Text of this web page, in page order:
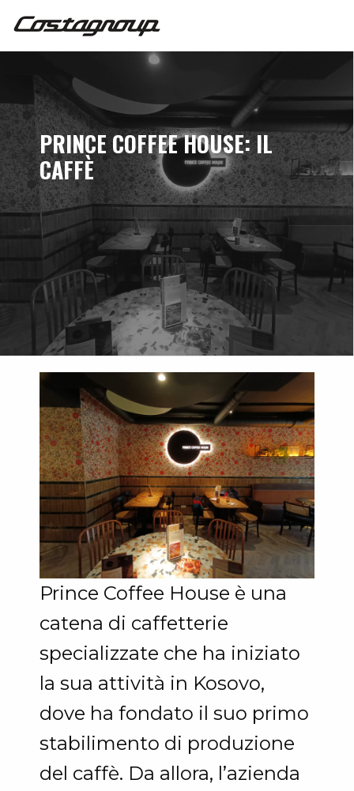
PRINCE COFFEE HOUSE: IL
CAFFÈ
Prince Coffee House è una
catena di caffetterie
specializzate che ha iniziato
la sua attività in Kosovo,
dove ha fondato il suo primo
stabilimento di produzione
del caffè. Da allora, l’azienda